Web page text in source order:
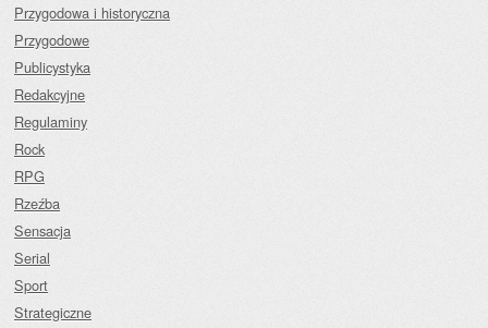
Przygodowa i historyczna
Przygodowe
Publicystyka
Redakcyjne
Regulaminy
Rock
RPG
Rzeźba
Sensacja
Serial
Sport
Strategiczne